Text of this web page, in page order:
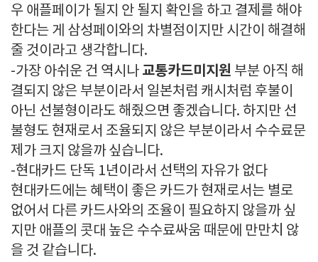
우 애플페이가 될지 안 될지 확인을 하고 결제를 해야
한다는 게 삼성페이와의 차별점이지만 시간이 해결해
줄 것이라고 생각합니다.
-가장 아쉬운 건 역시나 교통카드미지원 부분 아직 해
결되지 않은 부분이라서 일본처럼 캐시처럼 후불이
아닌 선불형이라도 해줬으면 좋겠습니다. 하지만 선
불형도 현재로서 조율되지 않은 부분이라서 수수료문
제가 크지 않을까 싶습니다.
-현대카드 단독 1년이라서 선택의 자유가 없다
현대카드에는 혜택이 좋은 카드가 현재로서는 별로
없어서 다른 카드사와의 조율이 필요하지 않을까 싶
지만 애플의 콧대 높은 수수료싸움 때문에 만만치 않
을 것 같습니다.